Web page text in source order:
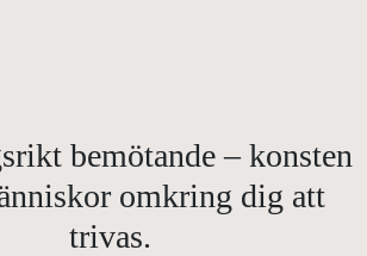
bemötande – konsten
omkring dig att
trivas.